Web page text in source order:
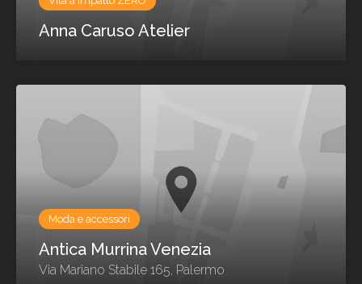
Anna Caruso Atelier
Moda e accessori
Antica Murrina Venezia
Via Mariano Stabile 165, Palermo